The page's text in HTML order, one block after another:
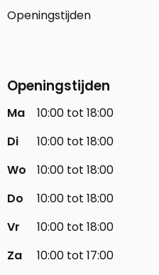
Openingstijden
Openingstijden
Ma
10:00 tot 18:00
Di
10:00 tot 18:00
Wo
10:00 tot 18:00
Do
10:00 tot 18:00
Vr
10:00 tot 18:00
Za
10:00 tot 17:00